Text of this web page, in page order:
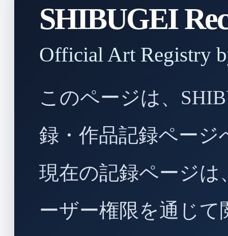
SHIBUGEI
Official Art Registry
このページは、
録・作品記録ペー
現在の記録ページは
ーザー権限を通じ